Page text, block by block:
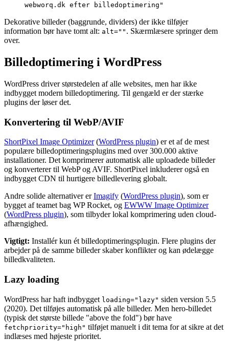
webworq.dk efter billedoptimering"
Dekorative billeder (baggrunde, dividers) der ikke tilføjer
information bør have tomt alt: alt="" . Skærmlæsere springer dem
over.
Billedoptimering i WordPress
WordPress driver størstedelen af alle websites, men har ikke
indbygget modern billedoptimering. Til gengæld er der stærke
plugins der løser det.
Konvertering til WebP/AVIF
ShortPixel Image Optimizer(WordPress plugin) er et af de mest
populære billedoptimeringsplugins med over 300.000 aktive
installationer. Det komprimerer automatisk alle uploadede billeder
og konverterer til WebP og AVIF. ShortPixel inkluderer også en
indbygget CDN til hurtigere billedlevering globalt.
Andre solide alternativer erImagify (WordPress plugin), som er
bygget af teamet bag WP Rocket, og EWWW Image Optimizer
(WordPress plugin), som tilbyder lokal komprimering uden cloud-
afhængighed.
Vigtigt: Installér kun ét billedoptimeringsplugin. Flere plugins der
arbejder på de samme billeder skaber konflikter og kan ødelægge
billedkvaliteten.
Lazy loading
WordPress har haft indbygget loading="lazy" siden version 5.5
(2020). Det tilføjes automatisk på alle billeder. Men hero-billedet
(typisk det største billede "above the fold") bør have
fetchpriority="high" tilføjet manuelt i dit tema for at sikre at det
indlæses med højeste prioritet.